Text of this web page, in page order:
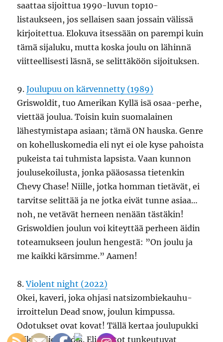
saattaa sijoittua 1990-luvun top10-
listaukseen, jos sellaisen saan jossain välissä
kirjoitettua. Elokuva itsessään on parempi kuin
tämä sijaluku, mutta koska joulu on lähinnä
viitteellisesti läsnä, se selittäköön sijoituksen.
9.Joulupuu on kärvennetty (1989)
Griswoldit, tuo Amerikan Kyllä isä osaa-perhe,
viettää joulua. Toisin kuin suomalainen
lähestymistapa asiaan; tämä ON hauska. Genre
on kohelluskomedia eli nyt ei ole kyse pahoista
pukeista tai tuhmista lapsista. Vaan kunnon
joulusekoilusta, jonka pääosassa tietenkin
Chevy Chase! Niille, jotka homman tietävät, ei
tarvitse selittää ja ne jotka eivät tunne asiaa…
noh, ne vetävät herneen nenään tästäkin!
Griswoldien joulun voi kiteyttää perheen äidin
toteamukseen joulun hengestä: ”On joulu ja
me kaikki kärsimme.” Aamen!
8.Violent night (2022)
Okei, kaveri, joka ohjasi natsizombiekauhu-
irroittelun Dead snow, joulun kimpussa.
Odotukset ovat kovat! Tällä kertaa joulupukki
leikkii die hardia. Eli roistot tunkeutuvat